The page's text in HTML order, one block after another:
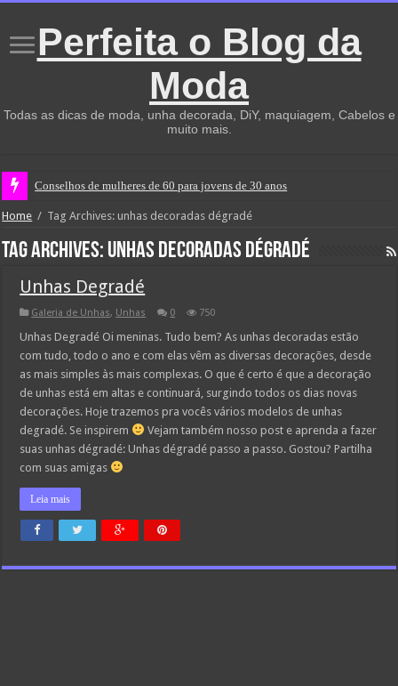
Perfeita o Blog da
Moda
Todas as dicas de moda, unha decorada, DiY, maquiagem, Cabelos e
muito mais.
Conselhos de mulheres de 60 para jovens de 30 anos
Home / Tag Archives: unhas decoradas dégradé
Tag Archives: unhas decoradas dégradé
Unhas Degradé
Galeria de Unhas, Unhas 0 750
Unhas Degradé Oi meninas. Tudo bem? As unhas decoradas estão
com tudo, todo o ano e com elas vêm as diversas decorações, desde
as mais simples às mais complexas. O que é certo é que a decoração
de unhas está em altas e continuará, surgindo todos os dias novas
decorações. Hoje trazemos pra vocês vários modelos de unhas
degradé. Se inspirem
Vejam também nosso post e aprenda a fazer
suas unhas dégradé: Unhas dégradé passo a passo. Gostou? Partilha
com suas amigas
Leia mais